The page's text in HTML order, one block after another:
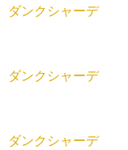
ダンクシャーデ
ダンクシャーデ
ダンクシャーデ